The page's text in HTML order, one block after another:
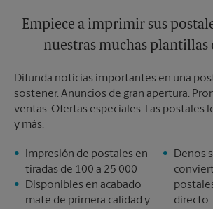
Empiece a imprimir sus
nuestras muchas plantillas
Difunda noticias importantes en una
sostener. Anuncios de gran apertura.
ventas. Ofertas especiales. Las postales
y más.
Impresión de postales en
tiradas de 100 a 25 000
Disponibles en acabado
mate de primera calidad y
Denos
directo